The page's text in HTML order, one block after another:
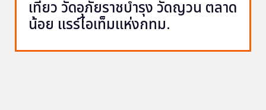
เที่ยว วัดอุภัยราชบำรุง วัดญวน ตลาด
น้อย แรร์ไอเท็มแห่งกทม.